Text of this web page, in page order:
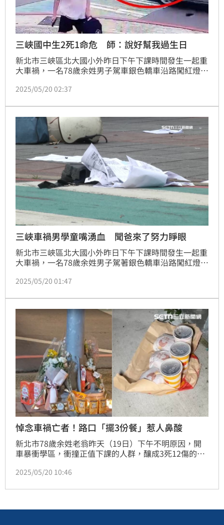
三峽國中生2死1命危 師：說好幫我過生日
新北市三峽區北大國小外昨日下午下課時間發生一起重
大車禍，一名78歲余姓男子駕車銀色轎車沿路闖紅燈高
都是三峽國中的學生，其中3名女學生都是同班同學，2
回憶，三名學生貼心乖巧且善良，昨日事發前的最後一
節課正是他的體育課，且正在進行羽球考試，當時其中
一位罹難女學生還向他相約「週四再考」，如今成了遺
憾，讓他感
2025/05/20 02:37
三峽車禍男學童嘴湧血 聞爸來了努力睜眼
新北市三峽區北大國小外昨日下午下課時間發生一起重
大車禍，一名78歲余姓男子駕著銀色轎車沿路闖紅燈高
程，雖然不會CPR但仍鼓起勇氣在現場為受傷的學生打
2025/05/20 01:47
悼念車禍亡者！路口「擺3份餐」惹人鼻酸
新北市78歲余姓老翁昨天（19日）下午不明原因，開
車暴衝學區，衝撞正值下課的人群，釀成3死12傷的慘
直到當晚才落幕，儘管清潔員清洗地面的油漬、血漬，
2025/05/20 10:46